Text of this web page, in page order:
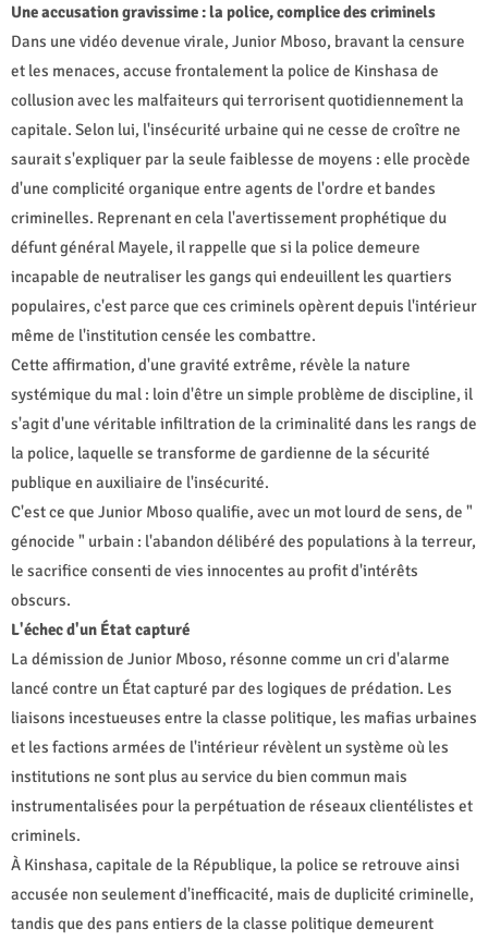
Une accusation gravissime : la police, complice des criminels
Dans une vidéo devenue virale, Junior Mboso, bravant la censure
et les menaces, accuse frontalement la police de Kinshasa de
collusion avec les malfaiteurs qui terrorisent quotidiennement la
capitale. Selon lui, l'insécurité urbaine qui ne cesse de croître ne
saurait s'expliquer par la seule faiblesse de moyens : elle procède
d'une complicité organique entre agents de l'ordre et bandes
criminelles. Reprenant en cela l'avertissement prophétique du
défunt général Mayele, il rappelle que si la police demeure
incapable de neutraliser les gangs qui endeuillent les quartiers
populaires, c'est parce que ces criminels opèrent depuis l'intérieur
même de l'institution censée les combattre.
Cette affirmation, d'une gravité extrême, révèle la nature
systémique du mal : loin d'être un simple problème de discipline, il
s'agit d'une véritable infiltration de la criminalité dans les rangs de
la police, laquelle se transforme de gardienne de la sécurité
publique en auxiliaire de l'insécurité.
C'est ce que Junior Mboso qualifie, avec un mot lourd de sens, de "
génocide " urbain : l'abandon délibéré des populations à la terreur,
le sacrifice consenti de vies innocentes au profit d'intérêts
obscurs.
L'échec d'un État capturé
La démission de Junior Mboso, résonne comme un cri d'alarme
lancé contre un État capturé par des logiques de prédation. Les
liaisons incestueuses entre la classe politique, les mafias urbaines
et les factions armées de l'intérieur révèlent un système où les
institutions ne sont plus au service du bien commun mais
instrumentalisées pour la perpétuation de réseaux clientélistes et
criminels.
À Kinshasa, capitale de la République, la police se retrouve ainsi
accusée non seulement d'inefficacité, mais de duplicité criminelle,
tandis que des pans entiers de la classe politique demeurent